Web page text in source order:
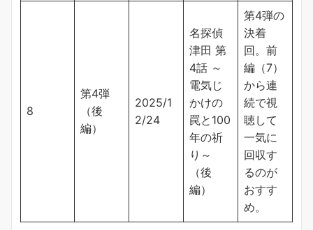
8
第4弾
（後
編）
2025/1
2/24
名探偵
津田 第
4話 ～
電気じ
かけの
罠と100
年の祈
り～
（後
編）
第4弾の
決着
回。前
編（7）
から連
続で視
聴して
一気に
回収す
るのが
おすす
め。